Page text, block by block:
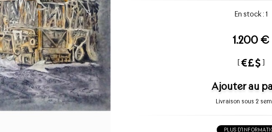
En stock : 1
1.200 €
[ ]
Ajouter au
Livraison sous 2
PLUS